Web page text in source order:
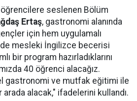
seslenen Bölüm
Ertaş, gastronomi alanında
için hem uygulamalı
mesleki İngilizce becerisi
bir program hazırladıklarını
40 öğrenci alacağız.
gastronomi ve mutfak eğitimi ile
alacak," ifadelerini kullandı.